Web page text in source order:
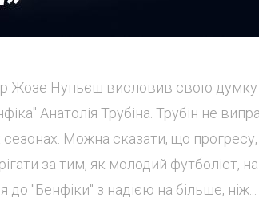
Жозе Нуньєш висловив свою думку
Анатолія Трубіна. Трубін не
сезонах. Можна сказати, що
за тим, як молодий футболіст,
до "Бенфіки" з надією на більше, ніж...